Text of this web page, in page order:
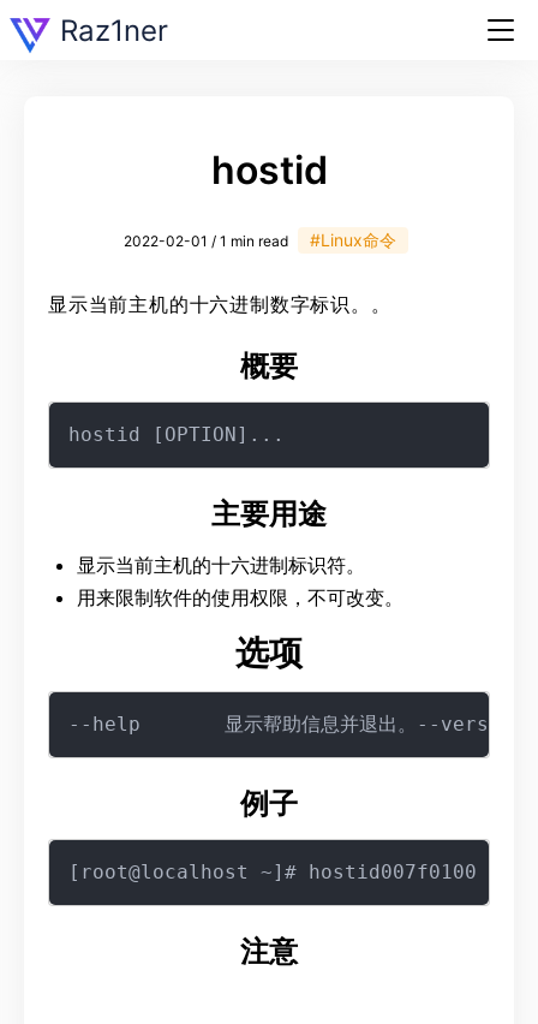
Raz1ner
hostid
2022-02-01 / 1 min read #Linux命令
显示当前主机的十六进制数字标识。。
概要
主要用途
显示当前主机的十六进制标识符。
用来限制软件的使用权限，不可改变。
选项
例子
注意